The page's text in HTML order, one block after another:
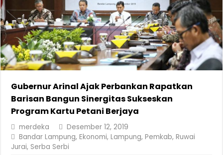
Gubernur Arinal Ajak Perbankan Rapatkan
Barisan Bangun Sinergitas Sukseskan
Program Kartu Petani Berjaya
merdeka
Desember 12, 2019
Bandar Lampung,Ekonomi,Lampung,Pemkab,Ruwai
Jurai, Serba Serbi